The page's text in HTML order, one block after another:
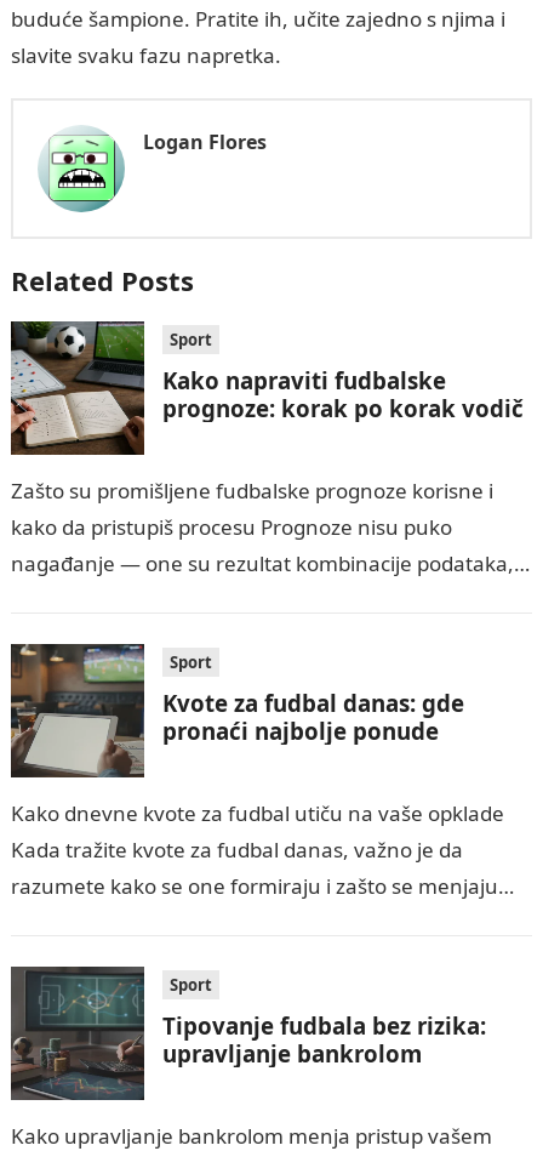
buduće šampione. Pratite ih, učite zajedno s njima i
slavite svaku fazu napretka.
Logan Flores
Related Posts
Sport
Kako napraviti fudbalske
prognoze: korak po korak vodič
Zašto su promišljene fudbalske prognoze korisne i
kako da pristupiš procesu Prognoze nisu puko
nagađanje — one su rezultat kombinacije podataka,
Sport
Kvote za fudbal danas: gde
pronaći najbolje ponude
Kako dnevne kvote za fudbal utiču na vaše opklade
Kada tražite kvote za fudbal danas, važno je da
razumete kako se one formiraju i zašto se menjaju
Sport
Tipovanje fudbala bez rizika:
upravljanje bankrolom
Kako upravljanje bankrolom menja pristup vašem